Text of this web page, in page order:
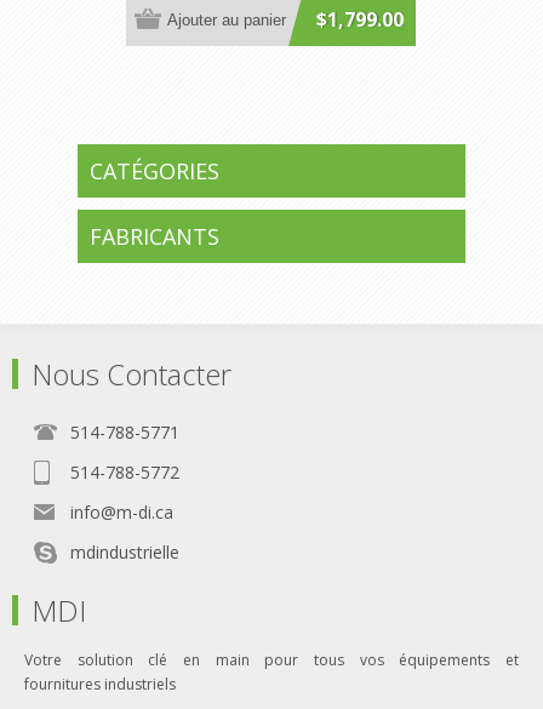
$1,799.00
Ajouter au panier
CATÉGORIES
FABRICANTS
Nous Contacter
514-788-5771
514-788-5772
info@m-di.ca
mdindustrielle
MDI
Votre solution clé en main pour tous vos équipements et
fournitures industriels